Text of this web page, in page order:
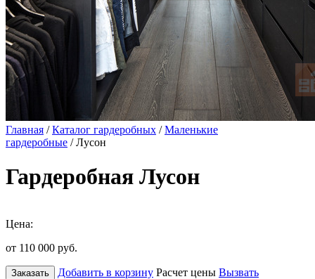
Главная /Каталог гардеробных /Маленькие
гардеробные / Лусон
Гардеробная Лусон
Цена:
от 110 000 руб.
Заказать Добавить в корзину Расчет цены Вызвать